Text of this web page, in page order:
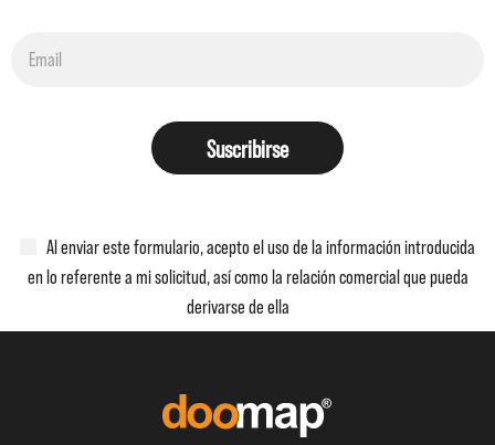
Al enviar este formulario, acepto el uso de la información introducida
en lo referente a mi solicitud, así como la relación comercial que pueda
derivarse de ella
Suscribirse